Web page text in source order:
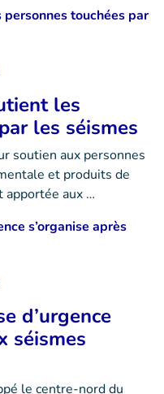
les
les séismes
soutien aux personnes
et produits de
apportée aux …
d’urgence
séismes
le centre-nord du